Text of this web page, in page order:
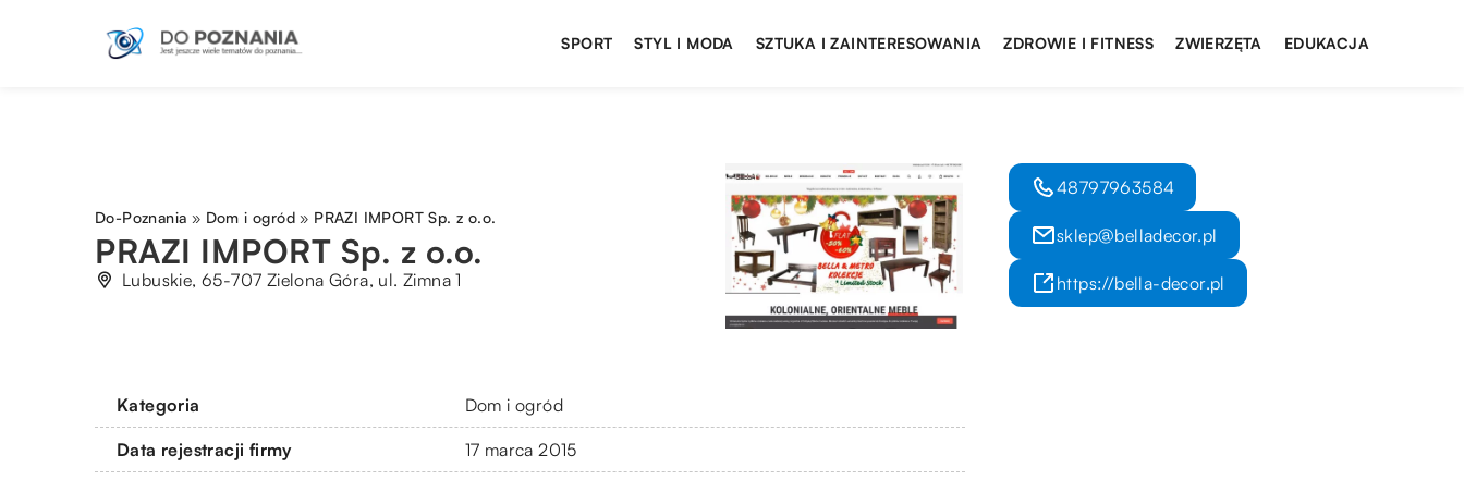
SPORT STYL I MODA SZTUKA I ZAINTERESOWANIA ZDROWIE I FITNESS ZWIERZĘTA EDUKACJA
Do-Poznania » Dom i ogród » PRAZI IMPORT Sp. z o.o.
PRAZI IMPORT Sp. z o.o.
Lubuskie, 65-707 Zielona Góra, ul. Zimna 1
Kategoria Dom i ogród
Data rejestracji firmy 17 marca 2015
48797963584
sklep@belladecor.pl
https://bella-decor.pl